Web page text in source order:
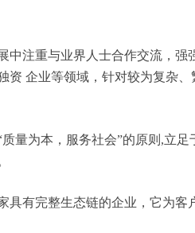
中注重与业界人士合作交流，
资 企业等领域，针对较为复杂
量为本，服务社会”的原则,立
具有完整生态链的企业，它为